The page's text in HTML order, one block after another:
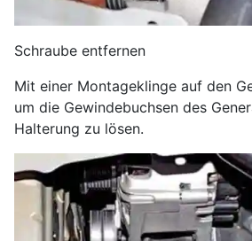
Schraube entfernen
Mit einer Montageklinge auf den
um die Gewindebuchsen des
Halterung zu lösen.